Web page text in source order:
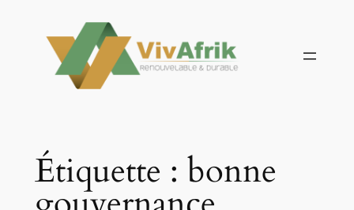
contenu
Étiquette : bonne